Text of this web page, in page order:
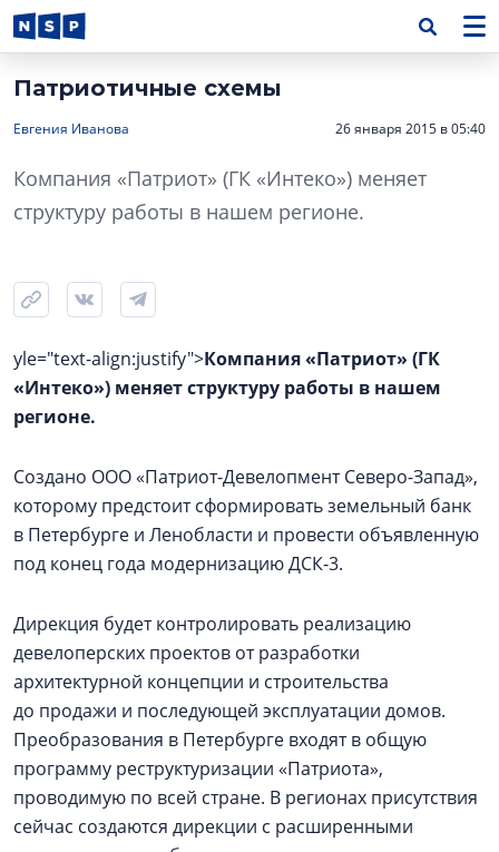
Патриотичные схемы
Евгения Иванова 26 января 2015 в 05:40
Компания «Патриот» (ГК «Интеко») меняет
структуру работы в нашем регионе.
yle="text-align:justify">Компания «Патриот» (ГК
«Интеко») меняет структуру работы в нашем
регионе.
Создано ООО «Патриот-Девелопмент Северо-Запад»,
которому предстоит сформировать земельный банк
в Петербурге и Ленобласти и провести объявленную
под конец года модернизацию ДСК‑3.
Дирекция будет контролировать реализацию
девелоперских проектов от разработки
архитектурной концепции и строительства
до продажи и последующей эксплуатации домов.
Преобразования в Петербурге входят в общую
программу реструктуризации «Патриота»,
проводимую по всей стране. В регионах присутствия
сейчас создаются дирекции с расширенными